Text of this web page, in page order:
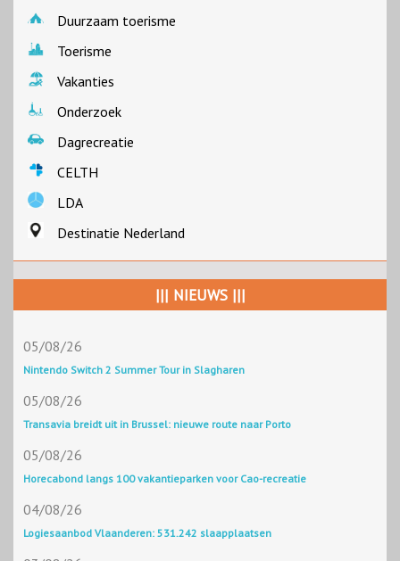
Duurzaam toerisme
Toerisme
Vakanties
Onderzoek
Dagrecreatie
CELTH
LDA
Destinatie Nederland
||| NIEUWS |||
05/08/26
Nintendo Switch 2 Summer Tour in Slagharen
05/08/26
Transavia breidt uit in Brussel: nieuwe route naar Porto
05/08/26
Horecabond langs 100 vakantieparken voor Cao-recreatie
04/08/26
Logiesaanbod Vlaanderen: 531.242 slaapplaatsen